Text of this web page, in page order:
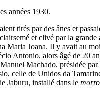
années 1930.
tirés par des ânes et
et clivé par la
Maria Joana. Il y avait au
Antonio, alors âgé de 20
Machado, présidée
celle de Unidos da
Jaburu, installé dans le morro